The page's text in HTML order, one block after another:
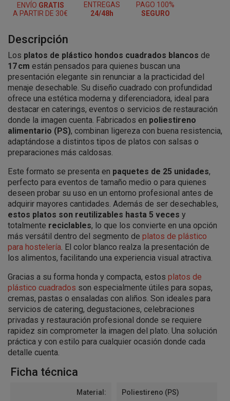
ENVÍO GRATIS
A PARTIR DE 30€
ENTREGAS
24/48h
PAGO 100%
SEGURO
Descripción
Los platos de plástico hondos cuadrados blancos de
17 cm están pensados para quienes buscan una
presentación elegante sin renunciar a la practicidad del
menaje desechable. Su diseño cuadrado con profundidad
ofrece una estética moderna y diferenciadora, ideal para
destacar en caterings, eventos o servicios de restauración
donde la imagen cuenta. Fabricados en poliestireno
alimentario (PS), combinan ligereza con buena resistencia,
adaptándose a distintos tipos de platos con salsas o
preparaciones más caldosas.
Este formato se presenta en paquetes de 25 unidades,
perfecto para eventos de tamaño medio o para quienes
deseen probar su uso en un entorno profesional antes de
adquirir mayores cantidades. Además de ser desechables,
estos platos son reutilizables hasta 5 veces y
totalmente reciclables, lo que los convierte en una opción
más versátil dentro del segmento de platos de plástico
para hostelería. El color blanco realza la presentación de
los alimentos, facilitando una experiencia visual atractiva.
Gracias a su forma honda y compacta, estos platos de
plástico cuadrados son especialmente útiles para sopas,
cremas, pastas o ensaladas con aliños. Son ideales para
servicios de catering, degustaciones, celebraciones
privadas y restauración profesional donde se requiere
rapidez sin comprometer la imagen del plato. Una solución
práctica y con estilo para cualquier ocasión donde cada
detalle cuenta.
Ficha técnica
Material: Poliestireno (PS)